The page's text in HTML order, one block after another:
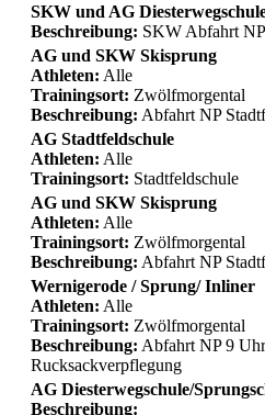
SKW und AG
Beschreibung: SKW Abfahrt
AG und SKW Skisprung
Athleten: Alle
Trainingsort: Zwölfmorgental
Beschreibung: Abfahrt NP
AG Stadtfeldschule
Athleten: Alle
Trainingsort: Stadtfeldschule
AG und SKW Skisprung
Athleten: Alle
Trainingsort: Zwölfmorgental
Beschreibung: Abfahrt NP
Wernigerode / Sprung/ Inliner
Athleten: Alle
Trainingsort: Zwölfmorgental
Beschreibung: Abfahrt NP 9
Rucksackverpflegung
AG Diesterwegschule/
Beschreibung: